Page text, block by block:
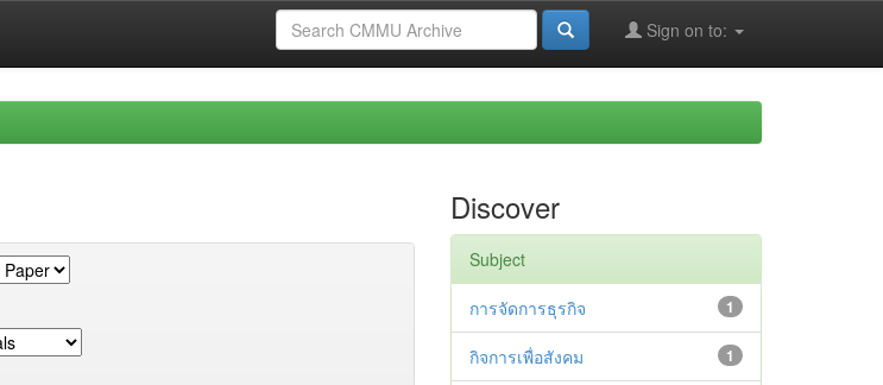
Sign on to:
Discover
Subject
1
การจัดการธุรกิจ
1
กิจการเพื่อสังคม